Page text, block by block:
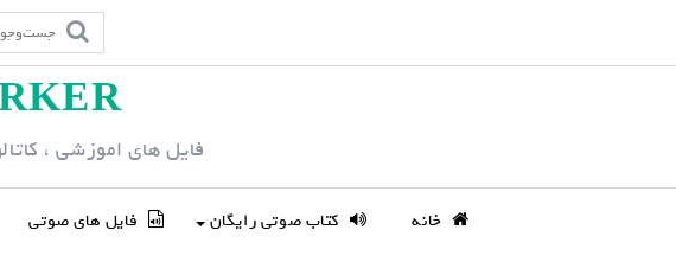
o
فایل های اموزشی ،
خانه کتاب صوتی رایگان فایل های صوتی